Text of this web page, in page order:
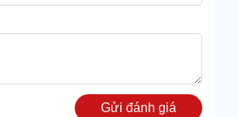
Gửi đánh giá